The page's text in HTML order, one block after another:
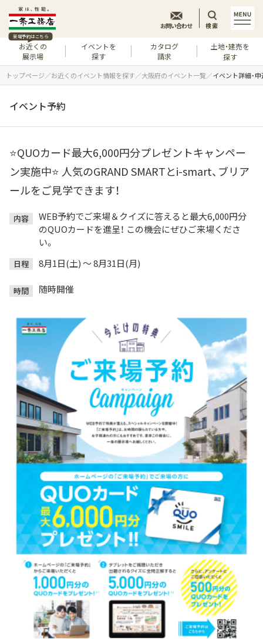
来場予約はこちら
お近くの
展示場
イベントを
探す
カタログ
請求
土地・建売を
探す
お問い合わせ 検索
トップページ お近くのイベント情報を探す 大阪府のイベント一覧 イベント詳細・
イベント予約
⭐QUOカード最大6,000円分プレゼントキャンペー
ン実施中⭐ 人気のGRAND SMARTとi-smart、ブリア
ールをご見学できます！
内容
WEB予約でご来場＆クイズに答えると最大6,000円分
のQUOカードを進呈！ この機会にぜひご来場くださ
い。
日程 8月1日(土) ～ 8月31日(月)
時間 随時開催